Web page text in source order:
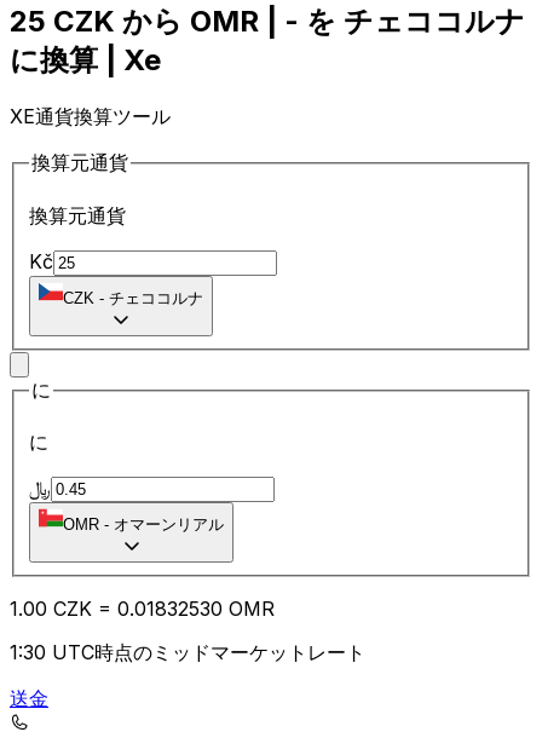
25 CZK から OMR | - を チェココルナ
に換算 | Xe
XE通貨換算ツール
換算元通貨
換算元通貨
Kč
CZK - チェココルナ
に
に
﷼
OMR - オマーンリアル
1.00 CZK = 0.01832530 OMR
1:30 UTC時点のミッドマーケットレート
送金